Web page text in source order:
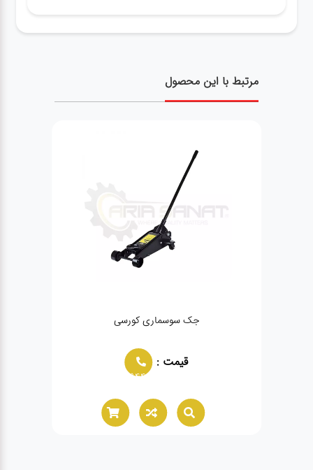
مرتبط با این محصول
جک سوسماری کورسی
قیمت :
02166021944